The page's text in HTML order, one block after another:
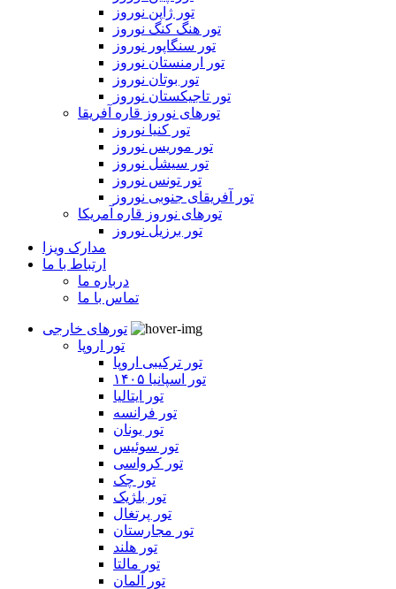
تور ژاپن نوروز
تور هنگ کنگ نوروز
تور سنگاپور نوروز
تور ارمنستان نوروز
تور بوتان نوروز
تور تاجیکستان نوروز
تورهای نوروز قاره آفریقا
تور کنیا نوروز
تور موریس نوروز
تور سیشل نوروز
تور تونس نوروز
تور آفریقای جنوبی نوروز
تورهای نوروز قاره آمریکا
تور برزیل نوروز
مدارک ویزا
ارتباط با ما
درباره ما
تماس با ما
تورهای خارجی
تور اروپا
تور ترکیبی اروپا
تور اسپانیا ۱۴۰۵
تور ایتالیا
تور فرانسه
تور یونان
تور سوئیس
تور کرواسی
تور چک
تور بلژیک
تور پرتغال
تور مجارستان
تور هلند
تور مالتا
تور آلمان